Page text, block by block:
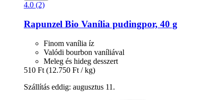
4.0 (2)
Rapunzel Bio Vanília pudingpor, 40 g
Finom vanília íz
Valódi bourbon vaníliával
Meleg és hideg desszert
510 Ft (12.750 Ft / kg)
Szállítás eddig: augusztus 11.